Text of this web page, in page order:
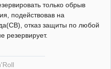
только обрыв
подействовав на
отказ защиты по любой
резервирует.